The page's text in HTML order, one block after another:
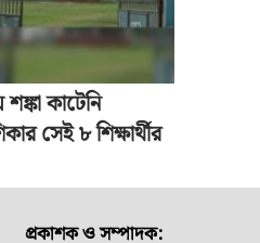
শঙ্কা কাটেনি
সেই ৮ শিক্ষার্থীর
প্রকাশক ও সম্পাদক: